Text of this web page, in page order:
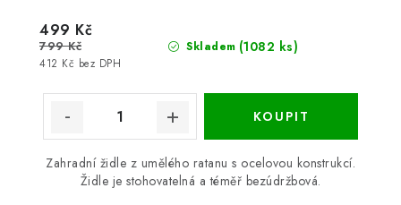
Skladem (1082 ks)
412 Kč bez DPH
499 Kč
799 Kč
Zahradní židle z umělého ratanu s ocelovou konstrukcí.
Židle je stohovatelná a téměř bezúdržbová.